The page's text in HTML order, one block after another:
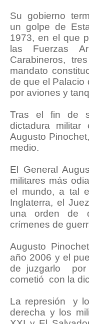
Su gobierno
un golpe de
1973, en el que
las Fuerzas
Carabineros,
mandato
de que el Palacio
por aviones y
Tras el fin de
dictadura militar
Augusto
medio.
El General
militares más
el mundo, a tal
Inglaterra, el
una orden de
crímenes de
Augusto
año 2006 y el
de juzgarlo por
cometió con la
La represión y
derecha y los